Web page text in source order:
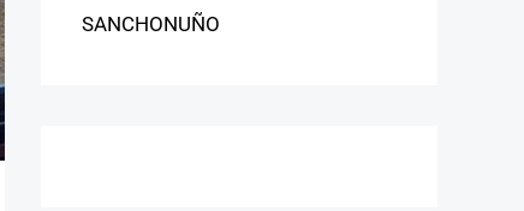
SANCHONUÑO